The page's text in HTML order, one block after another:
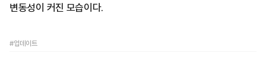
변동성이 커진 모습이다.
#업데이트